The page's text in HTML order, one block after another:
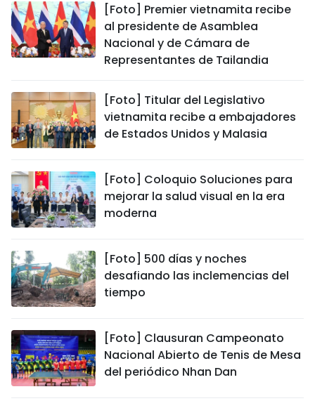
[Foto] Premier vietnamita recibe
al presidente de Asamblea
Nacional y de Cámara de
Representantes de Tailandia
[Foto] Titular del Legislativo
vietnamita recibe a embajadores
de Estados Unidos y Malasia
[Foto] Coloquio Soluciones para
mejorar la salud visual en la era
moderna
[Foto] 500 días y noches
desafiando las inclemencias del
tiempo
[Foto] Clausuran Campeonato
Nacional Abierto de Tenis de Mesa
del periódico Nhan Dan